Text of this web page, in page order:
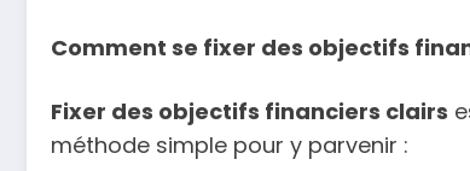
Comment se fixer des objectifs
Fixer des objectifs financiers clairs
méthode simple pour y parvenir :